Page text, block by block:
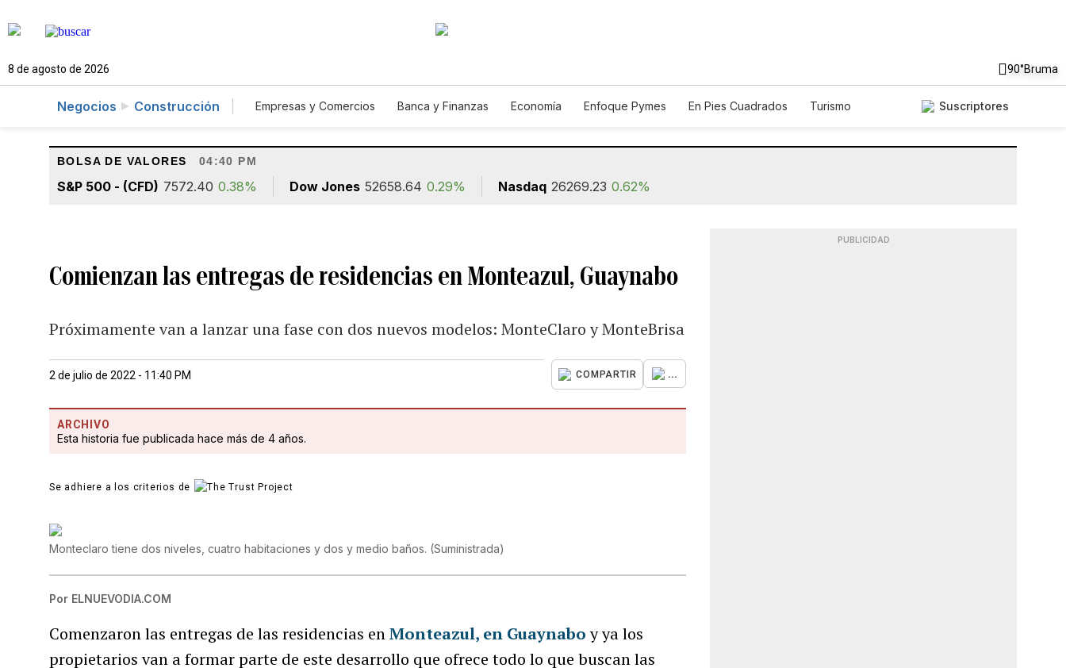
8 de agosto de 2026 90°Bruma
Negocios Construcción Empresas y Comercios Banca y Finanzas Economía Enfoque Pymes En Pies Cuadrados
Turismo
Suscriptores
BOLSA DE VALORES 04:40 PM
S&P 500 - (CFD) 7572.40 0.38% Dow Jones 52658.64 0.29% Nasdaq 26269.23 0.62%
Comienzan las entregas de residencias en Monteazul, Guaynabo
Próximamente van a lanzar una fase con dos nuevos modelos: MonteClaro y MonteBrisa
2 de julio de 2022 - 11:40 PM COMPARTIR ...
ARCHIVO
Esta historia fue publicada hace más de 4 años.
Se adhiere a los criterios de
Monteclaro tiene dos niveles, cuatro habitaciones y dos y medio baños. (Suministrada)
Por ELNUEVODIA.COM
Comenzaron las entregas de las residencias enMonteazul, en Guaynaboy ya los
propietarios van a formar parte de este desarrollo que ofrece todo lo que buscan las
PUBLICIDAD